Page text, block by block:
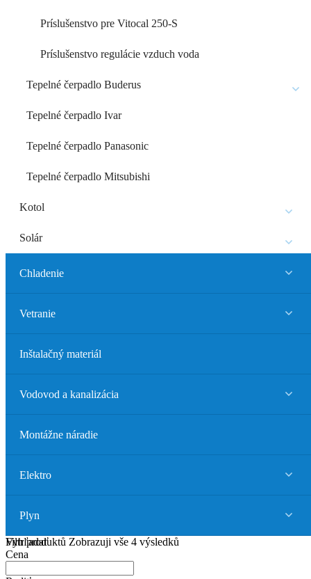
Príslušenstvo pre Vitocal 250-S
Príslušenstvo regulácie vzduch voda
Tepelné čerpadlo Buderus
Tepelné čerpadlo Ivar
Tepelné čerpadlo Panasonic
Tepelné čerpadlo Mitsubishi
Kotol
Solár
Chladenie
Vetranie
Inštalačný materiál
Vodovod a kanalizácia
Montážne náradie
Elektro
Plyn
Vyhľadať
Filtr produktů Zobrazuji vše 4 výsledků
Cena